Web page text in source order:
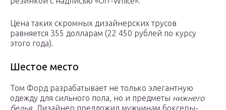
Цена таких скромных дизайнерских трусов
равняется 355 долларам (22 450 рублей по курсу
этого года).
Шестое место
Том Форд разрабатывает не только элегантную
одежду для сильного пола, но и предметы нижнего
белья. Дизайнер предложил мужчинам боксеры-